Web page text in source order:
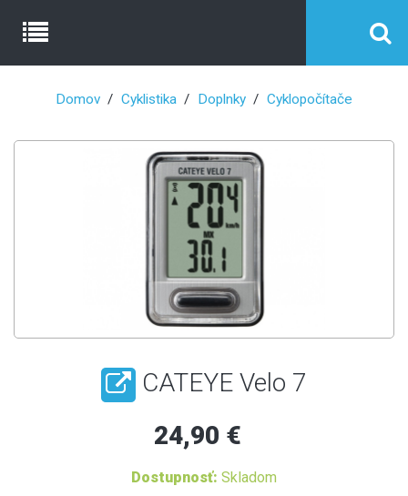
Domov Cyklistika Doplnky Cyklopočítače
CATEYE Velo 7
24,90 €
Dostupnosť: Skladom